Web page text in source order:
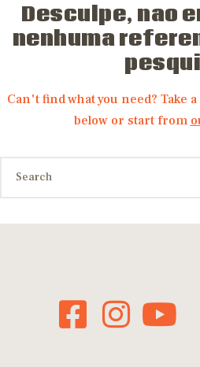
Desculpe, nao
nenhuma
Can't find what you need? Take
below or start from